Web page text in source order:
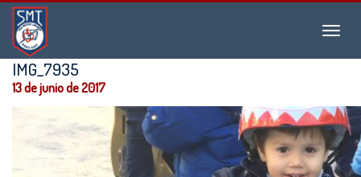
Menu
Instituto
San
Martín
de
IMG_7935
13 de junio de 2017